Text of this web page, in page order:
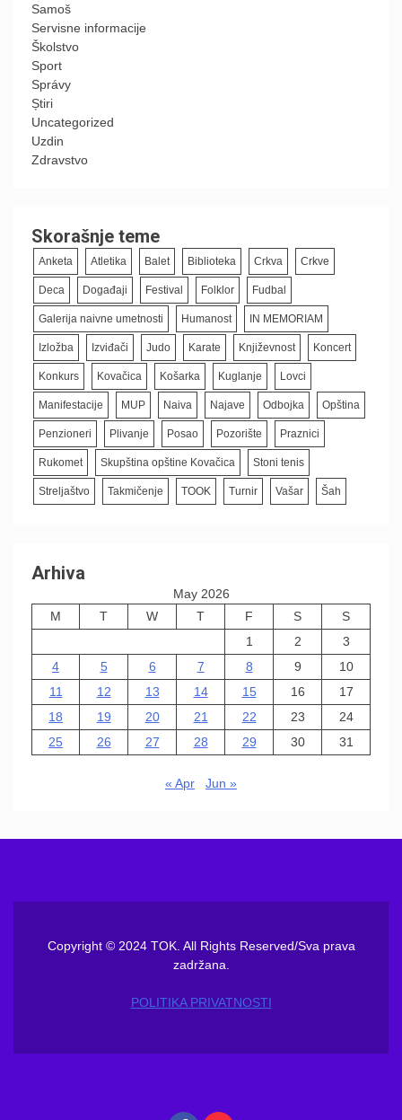
Samoš
Servisne informacije
Školstvo
Sport
Správy
Știri
Uncategorized
Uzdin
Zdravstvo
Skorašnje teme
Anketa Atletika Balet Biblioteka Crkva Crkve
Deca Događaji Festival Folklor Fudbal
Galerija naivne umetnosti Humanost IN MEMORIAM
Izložba Izviđači Judo Karate Književnost Koncert
Konkurs Kovačica Košarka Kuglanje Lovci
Manifestacije MUP Naiva Najave Odbojka Opština
Penzioneri Plivanje Posao Pozorište Praznici
Rukomet Skupština opštine Kovačica Stoni tenis
Streljaštvo Takmičenje TOOK Turnir Vašar Šah
Arhiva
May 2026
M
T W T F S
S
1
2
3
4
5 6 7 8 9
10
11
12 13 14 15 16
17
18
19 20 21 22 23
24
25
26 27 28 29 30 31
« Apr Jun »
Copyright © 2024 TOK. All Rights Reserved/Sva prava
zadržana.
POLITIKA PRIVATNOSTI